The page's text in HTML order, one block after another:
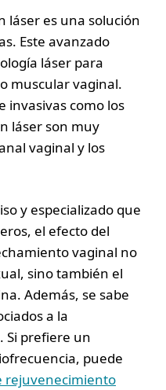
láser es una solución
Este avanzado
láser para
muscular vaginal.
invasivas como los
láser son muy
vaginal y los
y especializado que
el efecto del
vaginal no
sino también el
Además, se sabe
a la
Si prefiere un
puede
rejuvenecimiento